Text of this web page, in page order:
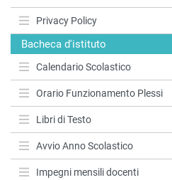
Privacy Policy
Bacheca d'istituto
Calendario Scolastico
Orario Funzionamento Plessi
Libri di Testo
Avvio Anno Scolastico
Impegni mensili docenti